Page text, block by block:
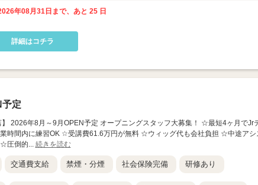
年08月31日まで、あと 25 日
詳細はコチラ
定
】 2026年8月～9月OPEN予定 オープニングスタッフ大募集！ ☆最短4ヶ月でJr
時間内に練習OK ☆受講費61.6万円が無料 ☆ウィッグ代も会社負担 ☆中途アシ
圧倒的... 続きを読む
交通費支給 禁煙・分煙 社会保険完備 研修あり